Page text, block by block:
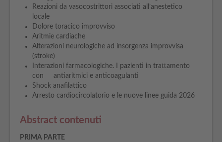
Reazioni da vasocostrittori associati all’anestetico
locale
Dolore toracico improvviso
Aritmie cardiache
Alterazioni neurologiche ad insorgenza improvvisa
(stroke)
Interazioni farmacologiche. I pazienti in trattamento
con antiaritmici e anticoagulanti
Shock anafilattico
Arresto cardiocircolatorio e le nuove linee guida 2026
Abstract contenuti
PRIMA PARTE